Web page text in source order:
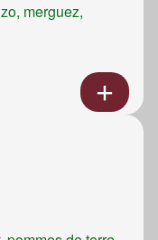
merguez,